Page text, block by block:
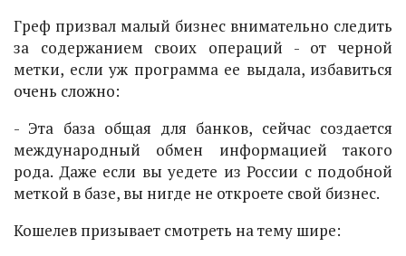
Греф призвал малый бизнес внимательно следить
за содержанием своих операций - от черной
метки, если уж программа ее выдала, избавиться
очень сложно:
- Эта база общая для банков, сейчас создается
международный обмен информацией такого
рода. Даже если вы уедете из России с подобной
меткой в базе, вы нигде не откроете свой бизнес.
Кошелев призывает смотреть на тему шире: